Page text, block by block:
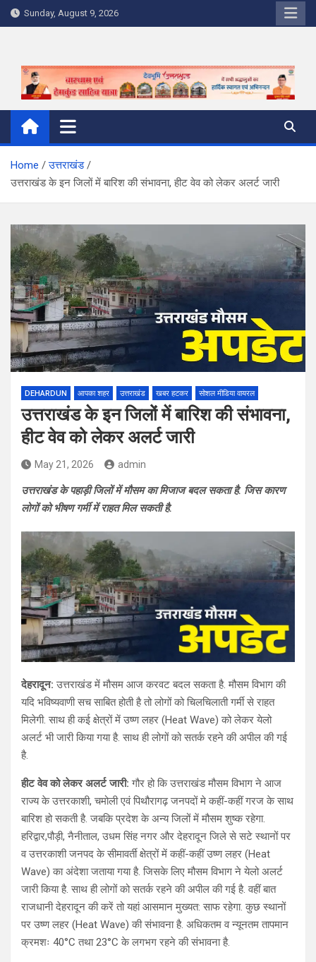
Skip
to
Sunday, August 9, 2026
Home
उत्तराखंड
उत्तराखंड के इन जिलों में बारिश की संभावना, हीट वेव को लेकर अलर्ट जारी
DEHARDUN आपका शहर उत्तराखंड खबर हटकर सोशल मीडिया वायरल
उत्तराखंड के इन जिलों में बारिश की संभावना,
हीट वेव को लेकर अलर्ट जारी
May 21, 2026 admin
उत्तराखंड के पहाड़ी जिलों में मौसम का मिजाज बदल सकता है. जिस कारण
लोगों को भीषण गर्मी में राहत मिल सकती है.
देहरादून:उत्तराखंड में मौसम आज करवट बदल सकता है. मौसम विभाग की
यदि भविष्यवाणी सच साबित होती है तो लोगों को चिलचिलाती गर्मी से राहत
मिलेगी. साथ ही कई क्षेत्रों में उष्ण लहर (Heat Wave) को लेकर येलो
अलर्ट भी जारी किया गया है. साथ ही लोगों को सतर्क रहने की अपील की गई
है.
हीट वेव को लेकर अलर्ट जारी:गौर हो कि उत्तराखंड मौसम विभाग ने आज
राज्य के उत्तरकाशी, चमोली एवं पिथौरागढ़ जनपदों मे कहीं-कहीं गरज के साथ
बारिश हो सकती है. जबकि प्रदेश के अन्य जिलों में मौसम शुष्क रहेगा.
हरिद्वार,पौड़ी, नैनीताल, उधम सिंह नगर और देहरादून जिले से सटे स्थानों पर
व उत्तरकाशी जनपद के सीमावर्ती क्षेत्रों में कहीं-कहीं उष्ण लहर (Heat
Wave) का अंदेशा जताया गया है. जिसके लिए मौसम विभाग ने येलो अलर्ट
जारी किया है. साथ ही लोगों को सतर्क रहने की अपील की गई है. वहीं बात
राजधानी देहरादून की करें तो यहां आसमान मुख्यत: साफ रहेगा. कुछ स्थानों
पर उष्ण लहर (Heat Wave) की संभावना है. अधिकतम व न्यूनतम तापमान
क्रमशः 40°C तथा 23°C के लगभग रहने की संभावना है.